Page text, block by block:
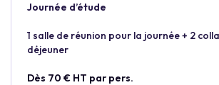
Journée d’étude
1 salle de réunion pour la journée + 2
déjeuner
Dès 70 € HT par pers.